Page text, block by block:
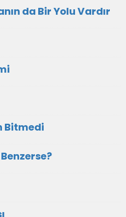
da Bir Yolu Vardır
Bitmedi